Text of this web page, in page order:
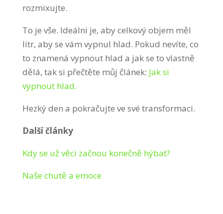
rozmixujte.
To je vše. Ideálni je, aby celkový objem měl
litr, aby se vám vypnul hlad. Pokud nevíte, co
to znamená vypnout hlad a jak se to vlastně
dělá, tak si přečtěte můj článek: Jak si
vypnout hlad.
Hezký den a pokračujte ve své transformaci.
Další články
Kdy se už věci začnou konečně hýbat?
Naše chutě a emoce